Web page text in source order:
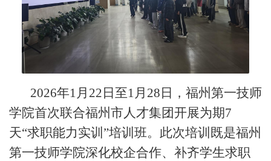
2026年1月22日至1月28日，福州第一技师
学院首次联合福州市人才集团开展为期7
天“求职能力实训”培训班。 此次培训既是福州
第一技师学院深化校企合作、补齐学生求职